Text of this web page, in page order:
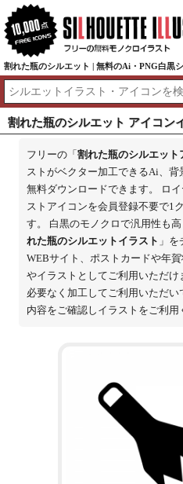
割れた瓶のシルエット | 無料のAi・PNG白黒
割れた瓶のシルエット アイコン
フリーの「 割れた瓶のシルエット
ストがベクター加工できるAi、背
無料ダウンロードできます。 ロ
ストアイコンを会員登録不要で1
す。 白黒のモノクロで汎用性も
れた瓶のシルエットイラスト 」
WEBサイト、ポストカードや年
やイラストとしてご利用いただ
必要なく加工してご利用いただい
内容をご確認しイラストをご利用